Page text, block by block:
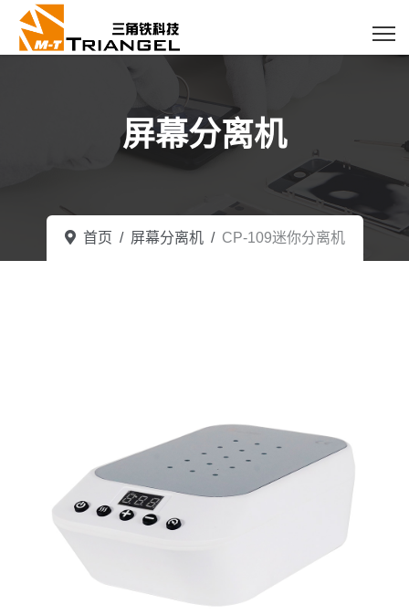
屏幕分离机
首页 屏幕分离机 CP-109迷你分离机